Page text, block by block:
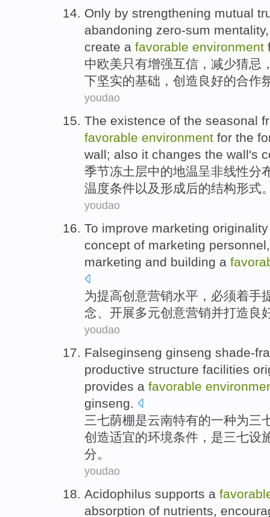
Only by strengthening mutual
abandoning zero-sum mentality
create a favorable environment
中欧美只有增强互信 ， 减少猜忌
下坚实的基础 ， 创造良好的合作
youdao
The existence of the seasonal
favorable environment for the
wall; also it changes the wall's
季节冻土层中的地温呈非线性分
温度条件以及形成后的结构形式
youdao
To improve marketing originality
concept of marketing personnel
marketing and building a
为提高创意营销水平，必须着手
念、 开展多元创意营销并打造良
youdao
Falseginseng ginseng shade-
productive structure facilities
provides a favorable
ginseng.
三七荫棚是云南特有的一种为三
创造适宜的环境条件，是三七设
分。
youdao
Acidophilus supports a
absorption of nutrients